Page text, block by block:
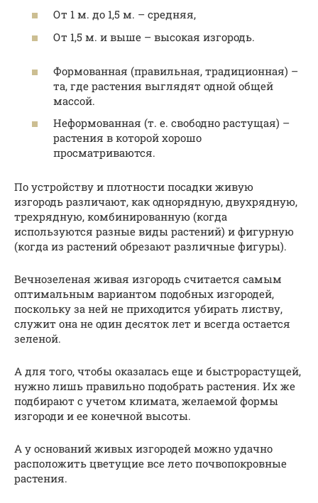
От 1 м. до 1,5 м. – средняя,
От 1,5 м. и выше – высокая изгородь.
Формованная (правильная, традиционная) –
та, где растения выглядят одной общей
массой.
Неформованная (т. е. свободно растущая) –
растения в которой хорошо
просматриваются.
По устройству и плотности посадки живую
изгородь различают, как однорядную, двухрядную,
трехрядную, комбинированную (когда
используются разные виды растений) и фигурную
(когда из растений обрезают различные фигуры).
Вечнозеленая живая изгородь считается самым
оптимальным вариантом подобных изгородей,
поскольку за ней не приходится убирать листву,
служит она не один десяток лет и всегда остается
зеленой.
А для того, чтобы оказалась еще и быстрорастущей,
нужно лишь правильно подобрать растения. Их же
подбирают с учетом климата, желаемой формы
изгороди и ее конечной высоты.
А у оснований живых изгородей можно удачно
расположить цветущие все лето почвопокровные
растения.